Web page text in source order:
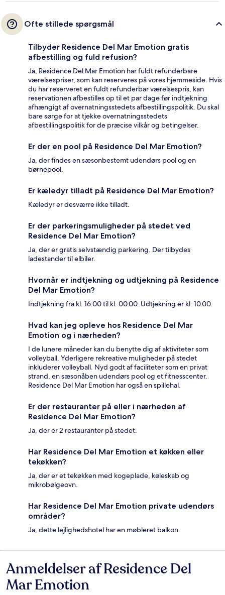
Ofte stillede spørgsmål
Tilbyder Residence Del Mar Emotion gratis
afbestilling og fuld refusion?
Ja, Residence Del Mar Emotion har fuldt refunderbare
værelsespriser, som kan reserveres på vores hjemmeside. Hvis
du har reserveret en fuldt refunderbar værelsespris, kan
reservationen afbestilles op til et par dage før indtjekning
afhængigt af overnatningsstedets afbestillingspolitik. Du skal
bare sørge for at tjekke overnatningsstedets
afbestillingspolitik for de præcise vilkår og betingelser.
Er der en pool på Residence Del Mar Emotion?
Ja, der findes en sæsonbestemt udendørs pool og en
børnepool.
Er kæledyr tilladt på Residence Del Mar Emotion?
Kæledyr er desværre ikke tilladt.
Er der parkeringsmuligheder på stedet ved
Residence Del Mar Emotion?
Ja, der er gratis selvstændig parkering. Der tilbydes
ladestander til elbiler.
Hvornår er indtjekning og udtjekning på Residence
Del Mar Emotion?
Indtjekning fra kl. 16.00 til kl. 00.00. Udtjekning er kl. 10.00.
Hvad kan jeg opleve hos Residence Del Mar
Emotion og i nærheden?
I de lunere måneder kan du benytte dig af aktiviteter som
volleyball. Yderligere rekreative muligheder på stedet
inkluderer volleyball. Nyd godt af faciliteter som en privat
strand, en sæsonåben udendørs pool og et fitnesscenter.
Residence Del Mar Emotion har også en spillehal.
Er der restauranter på eller i nærheden af
Residence Del Mar Emotion?
Ja, der er 2 restauranter på stedet.
Har Residence Del Mar Emotion et køkken eller
tekøkken?
Ja, der er et tekøkken med kogeplade, køleskab og
mikrobølgeovn.
Har Residence Del Mar Emotion private udendørs
områder?
Ja, dette lejlighedshotel har en møbleret balkon.
Anmeldelser
Anmeldelser af Residence Del
Mar Emotion